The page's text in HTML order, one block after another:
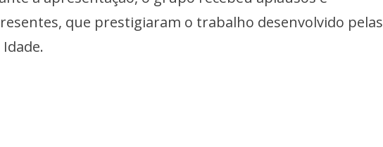
que prestigiaram o trabalho desenvolvido pelas